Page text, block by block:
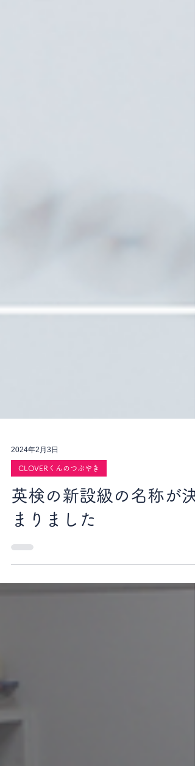
2024年2月3日
CLOVERくんのつぶやき
英検の新設級の名称が決
まりました